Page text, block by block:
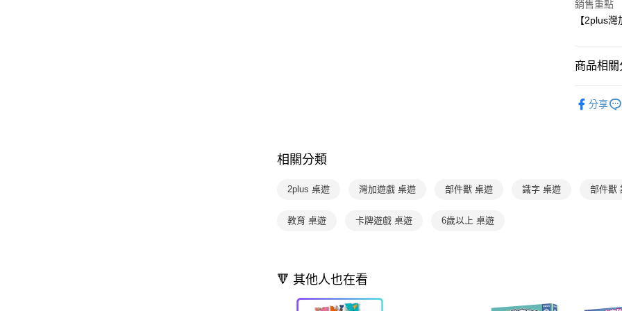
4.訂單成
消。如遇
醒簡訊。
用，由本
１．簡單
２．便利
【「
１．於結
３．收到
是否繳費
付客戶支
「AFTEE
運送方式
每筆
離島宅配
銷售重點
【2plus
商品相關
主題書單
分享
相關分類
2plus 桌遊 灣加遊戲 桌遊 部件獸 桌遊 識字 桌遊 部件獸
教育 桌遊 卡牌遊戲 桌遊 6歲以上 桌遊
🔻 其他人也在看